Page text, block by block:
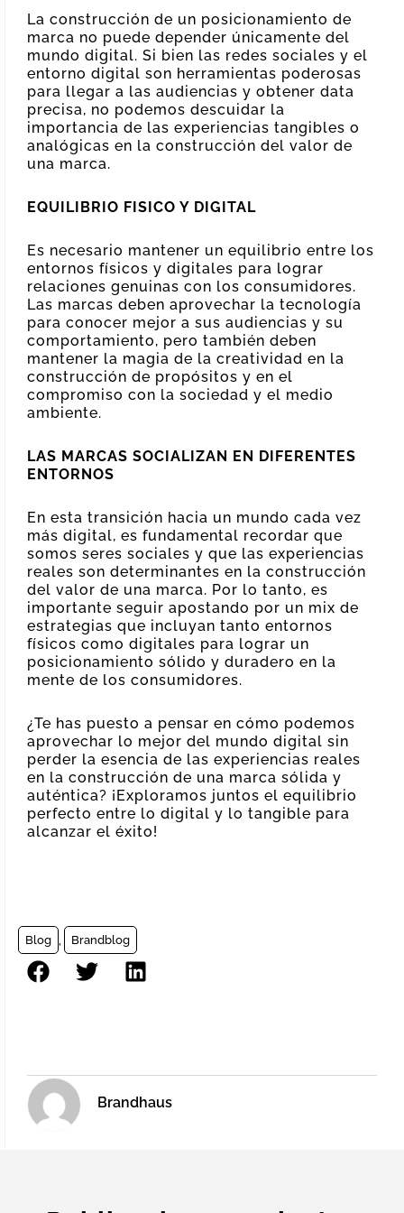
La construcción de un posicionamiento de
marca no puede depender únicamente del
mundo digital. Si bien las redes sociales y el
entorno digital son herramientas poderosas
para llegar a las audiencias y obtener data
precisa, no podemos descuidar la
importancia de las experiencias tangibles o
analógicas en la construcción del valor de
una marca.
EQUILIBRIO FISICO Y DIGITAL
Es necesario mantener un equilibrio entre los
entornos físicos y digitales para lograr
relaciones genuinas con los consumidores.
Las marcas deben aprovechar la tecnología
para conocer mejor a sus audiencias y su
comportamiento, pero también deben
mantener la magia de la creatividad en la
construcción de propósitos y en el
compromiso con la sociedad y el medio
ambiente.
LAS MARCAS SOCIALIZAN EN DIFERENTES
ENTORNOS
En esta transición hacia un mundo cada vez
más digital, es fundamental recordar que
somos seres sociales y que las experiencias
reales son determinantes en la construcción
del valor de una marca. Por lo tanto, es
importante seguir apostando por un mix de
estrategias que incluyan tanto entornos
físicos como digitales para lograr un
posicionamiento sólido y duradero en la
mente de los consumidores.
¿Te has puesto a pensar en cómo podemos
aprovechar lo mejor del mundo digital sin
perder la esencia de las experiencias reales
en la construcción de una marca sólida y
auténtica? ¡Exploramos juntos el equilibrio
perfecto entre lo digital y lo tangible para
alcanzar el éxito!
Blog , Brandblog
Brandhaus